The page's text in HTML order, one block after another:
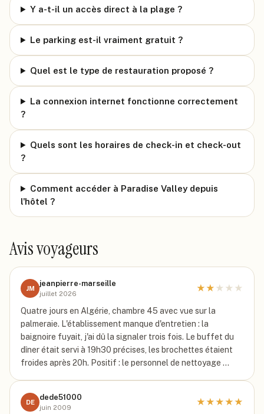
Y a-t-il un accès direct à la plage ?
Le parking est-il vraiment gratuit ?
Quel est le type de restauration proposé ?
La connexion internet fonctionne correctement
?
Quels sont les horaires de check-in et check-out
?
Comment accéder à Paradise Valley depuis
l'hôtel ?
Avis voyageurs
JM
jeanpierre-marseille
juillet 2026
★★ ★ ★ ★
Quatre jours en Algérie, chambre 45 avec vue sur la
palmeraie. L'établissement manque d'entretien : la
baignoire fuyait, j'ai dû la signaler trois fois. Le buffet du
dîner était servi à 19h30 précises, les brochettes étaient
froides après 20h. Positif : le personnel de nettoyage …
DE
dede51000
juin 2009
★★★★★